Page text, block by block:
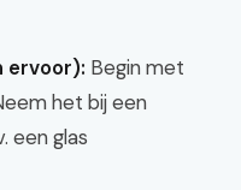
ervoor): Begin met
het bij een
een glas